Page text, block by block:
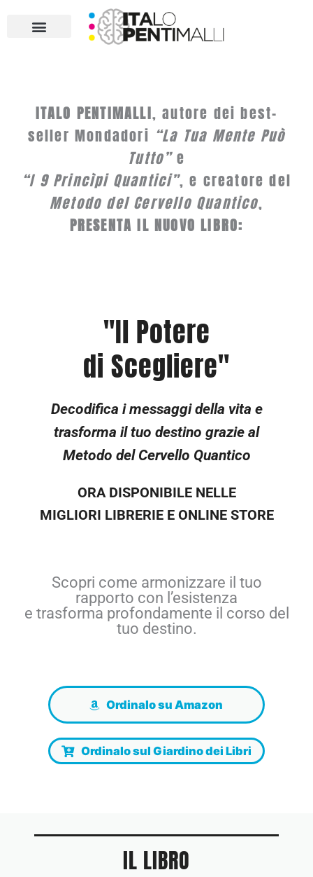
ITALO PENTIMALLI, autore dei best-
seller Mondadori “La Tua Mente Può
Tutto”e
“I 9 Princìpi Quantici”, e creatore del
Metodo del Cervello Quantico,
PRESENTA IL NUOVO LIBRO:
"Il Potere
di Scegliere"
Decodifica i messaggi della vita e
trasforma il tuo destino grazie al
Metodo del Cervello Quantico
ORA DISPONIBILE NELLE
MIGLIORI LIBRERIE E ONLINE STORE
Scopri come armonizzare il tuo
rapporto con l’esistenza
e trasforma profondamente il corso del
tuo destino.
Ordinalo su Amazon
Ordinalo sul Giardino dei Libri
IL LIBRO